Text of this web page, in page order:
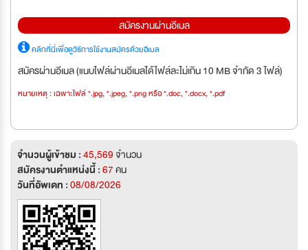
สมัครงานผ่านอีเมล
คลิกที่นี่เพื่อดูวิธีการใช้งานสมัครด้วยอีเมล
สมัครผ่านอีเมล (แนบไฟล์ผ่านอีเมลได้ไฟล์ละไม่เกิน 10 MB จำกัด 3 ไฟล์)
หมายเหตุ : เฉพาะไฟล์ *.jpg, *.jpeg, *.png หรือ *.doc, *.docx, *.pdf
จำนวนผู้เข้าชม :45,569จำนวน
สมัครงานตำแหน่งนี้ :67คน
วันที่อัพเดท :08/08/2026